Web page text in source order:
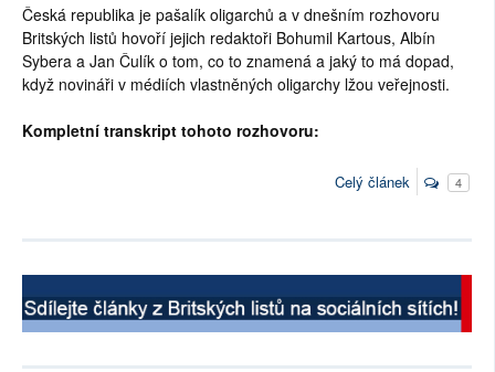
Česká republika je pašalík oligarchů a v dnešním rozhovoru
Britských listů hovoří jejich redaktoři Bohumil Kartous, Albín
Sybera a Jan Čulík o tom, co to znamená a jaký to má dopad,
když novináři v médiích vlastněných oligarchy lžou veřejnosti.
Kompletní transkript tohoto rozhovoru:
Celý článek 4